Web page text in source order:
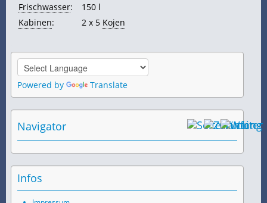
Frischwasser:
150 l
Kabinen: 2 x 5 Kojen
Powered by Translate
Navigator
Infos